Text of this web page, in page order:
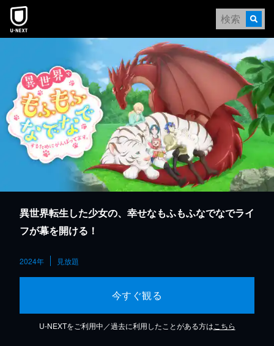
本文へスキップ
異世界転生した少女の、幸せなもふもふなでなでライ
フが幕を開ける！
2024年 見放題
今すぐ観る
U-NEXTをご利用中／過去に利用したことがある方は こちら